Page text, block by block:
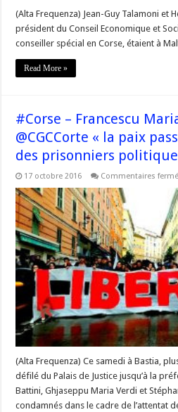
(Alta Frequenza) Jean-Guy Talamoni et
président du Conseil Economique et
conseiller spécial en Corse, étaient à
Read More »
#Corse – Francescu
@CGCCorte « la paix
des prisonniers
17 octobre 2016 Commentaires
(Alta Frequenza) Ce samedi à Bastia,
défilé du Palais de Justice jusqu’à la
Battini, Ghjaseppu Maria Verdi et
condamnés dans le cadre de l’attentat